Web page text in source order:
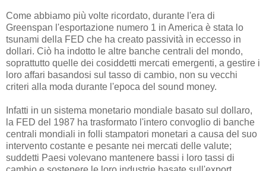
Come abbiamo più volte ricordato, durante l'era di
Greenspan l'esportazione numero 1 in America è stata lo
tsunami della FED che ha creato passività in eccesso in
dollari. Ciò ha indotto le altre banche centrali del mondo,
soprattutto quelle dei cosiddetti mercati emergenti, a gestire i
loro affari basandosi sul tasso di cambio, non su vecchi
criteri alla moda durante l'epoca del sound money.
Infatti in un sistema monetario mondiale basato sul dollaro,
la FED del 1987 ha trasformato l'intero convoglio di banche
centrali mondiali in folli stampatori monetari a causa del suo
intervento costante e pesante nei mercati delle valute;
suddetti Paesi volevano mantenere bassi i loro tassi di